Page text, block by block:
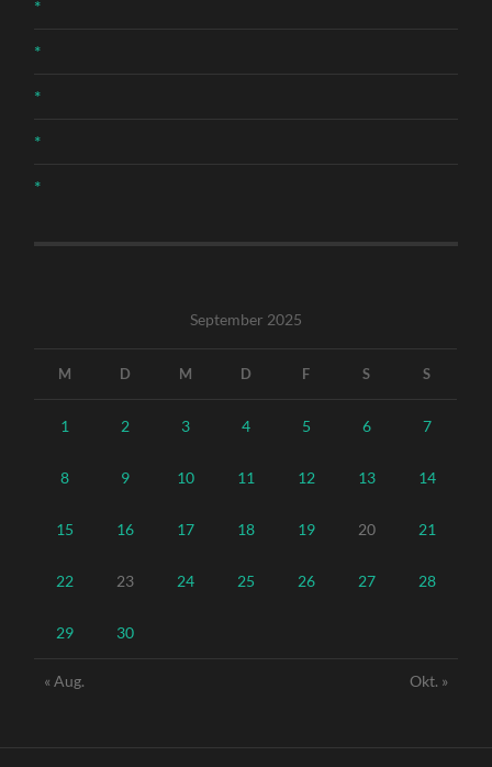
*
*
*
*
*
September 2025
M D M D F S S
1 2 3 4 5 6 7
8 9 10 11 12 13 14
15 16 17 18 19 20 21
22 23 24 25 26 27 28
29 30
« Aug. Okt. »